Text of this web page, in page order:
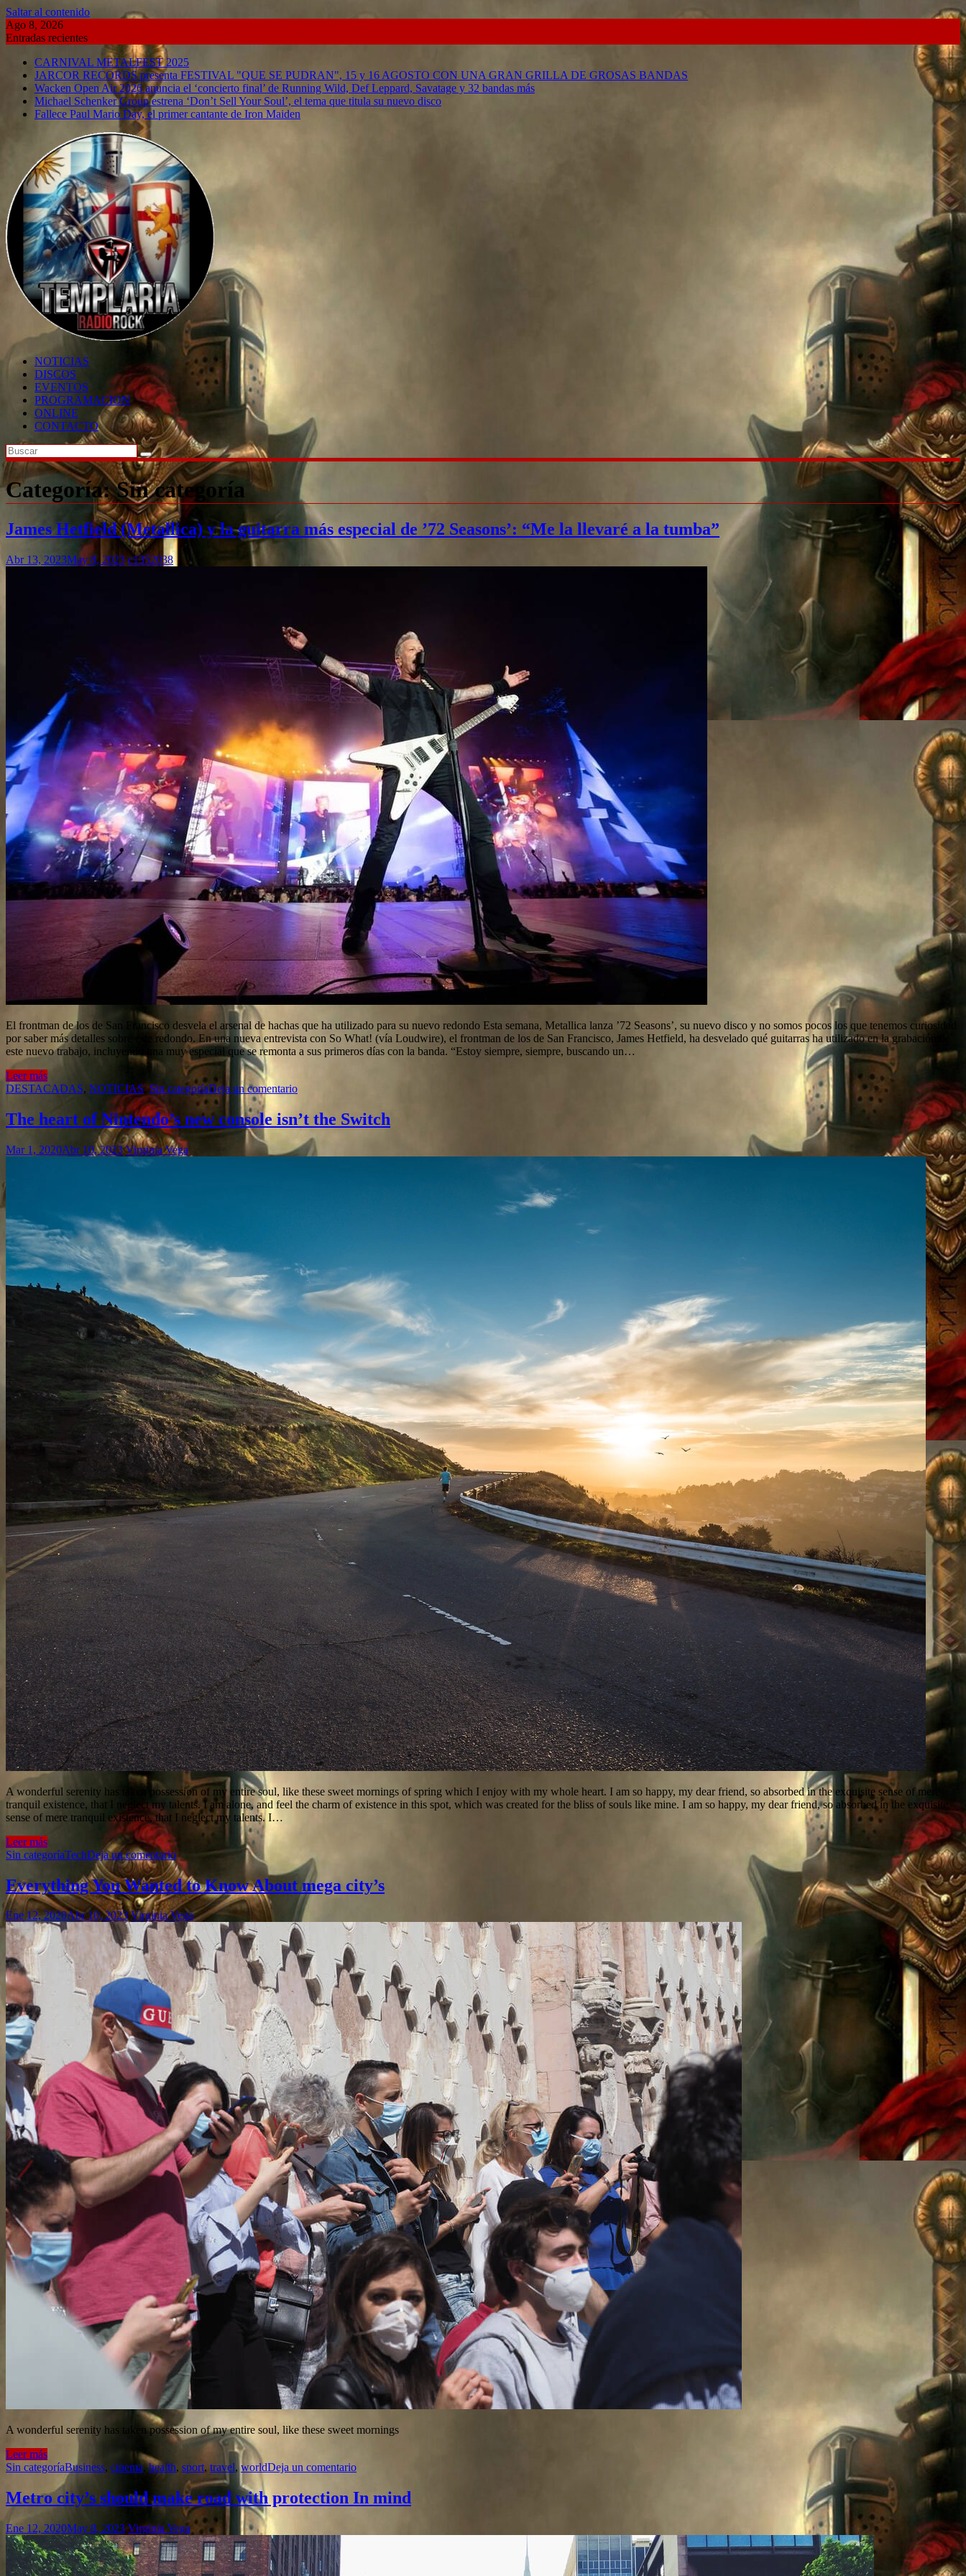
Saltar al contenido
Ago 8, 2026
Entradas recientes
CARNIVAL METALFEST 2025
JARCOR RECORDS presenta FESTIVAL "QUE SE PUDRAN", 15 y 16 AGOSTO CON UNA GRAN GRILLA DE GROSAS BANDAS
Wacken Open Air 2026 anuncia el ‘concierto final’ de Running Wild, Def Leppard, Savatage y 32 bandas más
Michael Schenker Group estrena ‘Don’t Sell Your Soul’, el tema que titula su nuevo disco
Fallece Paul Mario Day, el primer cantante de Iron Maiden
NOTICIAS
DISCOS
EVENTOS
PROGRAMACION
ONLINE
CONTACTO
Categoría:Sin categoría
James Hetfield (Metallica) y la guitarra más especial de ’72 Seasons’: “Me la llevaré a la tumba”
Abr 13, 2023May 8, 2023 c1352038
El frontman de los de San Francisco desvela el arsenal de hachas que ha utilizado para su nuevo redondo Esta semana, Metallica lanza ’72 Seasons’, su nuevo disco y no somos pocos los que tenemos curiosidad
por saber más detalles sobre este redondo. En una nueva entrevista con So What! (vía Loudwire), el frontman de los de San Francisco, James Hetfield, ha desvelado qué guitarras ha utilizado en la grabación de
este nuevo trabajo, incluyendo una muy especial que se remonta a sus primeros días con la banda. “Estoy siempre, siempre, buscando un…
Leer más
DESTACADAS, NOTICIAS,Sin categoríaDeja un comentario
The heart of Nintendo’s new console isn’t the Switch
Mar 1, 2020Abr 10, 2023 Virginia Vega
A wonderful serenity has taken possession of my entire soul, like these sweet mornings of spring which I enjoy with my whole heart. I am so happy, my dear friend, so absorbed in the exquisite sense of mere
tranquil existence, that I neglect my talents. I am alone, and feel the charm of existence in this spot, which was created for the bliss of souls like mine. I am so happy, my dear friend, so absorbed in the exquisite
sense of mere tranquil existence, that I neglect my talents. I…
Leer más
Sin categoríaTechDeja un comentario
Everything You Wanted to Know About mega city’s
Ene 12, 2020Abr 10, 2023 Virginia Vega
A wonderful serenity has taken possession of my entire soul, like these sweet mornings
Leer más
Sin categoríaBusiness, cinema,health, sport, travel,worldDeja un comentario
Metro city’s should make road with protection In mind
Ene 12, 2020May 8, 2023 Virginia Vega